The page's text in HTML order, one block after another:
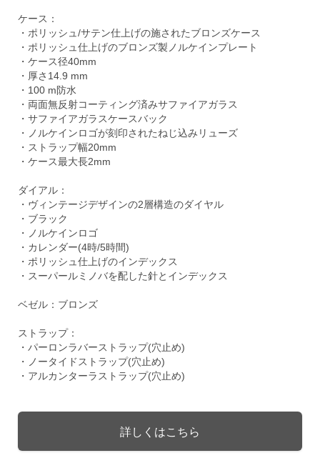
ケース：
・ポリッシュ/サテン仕上げの施されたブロンズケース
・ポリッシュ仕上げのブロンズ製ノルケインプレート
・ケース径40mm
・厚さ14.9 mm
・100 m防水
・両面無反射コーティング済みサファイアガラス
・サファイアガラスケースバック
・ノルケインロゴが刻印されたねじ込みリューズ
・ストラップ幅20mm
・ケース最大長2mm
ダイアル：
・ヴィンテージデザインの2層構造のダイヤル
・ブラック
・ノルケインロゴ
・カレンダー(4時/5時間)
・ポリッシュ仕上げのインデックス
・スーパールミノバを配した針とインデックス
ベゼル：ブロンズ
ストラップ：
・パーロンラバーストラップ(穴止め)
・ノータイドストラップ(穴止め)
・アルカンターラストラップ(穴止め)
詳しくはこちら